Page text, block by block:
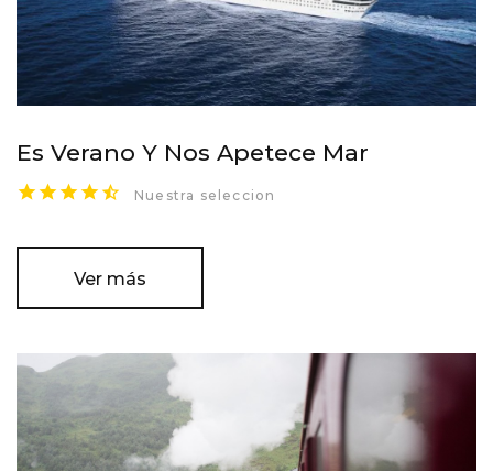
Es Verano Y Nos Apetece Mar
Nuestra seleccion
Ver más